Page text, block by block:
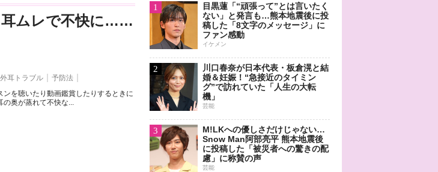
耳ムレで不快に……
外耳トラブル
予防法
を聴いたり動画鑑賞したりするときに
の奥が蒸れて不快な...
1
目黒蓮「“頑張って”とは言いたく
ない」と発言も…熊本地震後に投
稿した「8文字のメッセージ」に
ファン感動
イケメン
2
川口春奈が日本代表・板倉滉と結
婚＆妊娠！“急接近のタイミン
グ”で訪れていた「人生の大転
機」
芸能
3
M!LKへの優しさだけじゃない…
Snow Man阿部亮平 熊本地震後
に投稿した「被災者への驚きの配
慮」に称賛の声
芸能